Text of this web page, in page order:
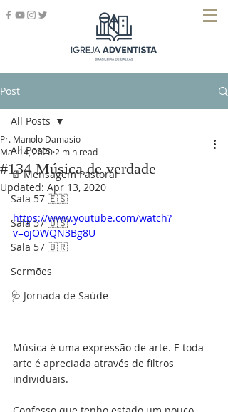
Post
All Posts
📄 Mensagem Pastoral
Sala 57 🇪🇸
Sala 57 🇺🇸
Sala 57 🇧🇷
Sermões
🩺 Jornada de Saúde
All Posts
#134 Música de verdade
Pr. Manolo Damasio
Mar 14, 2020 2 min read
Updated: Apr 13, 2020
https://www.youtube.com/watch?
v=ojOWQN3Bg8U
Música é uma expressão de arte. E toda
arte é apreciada através de filtros
individuais.